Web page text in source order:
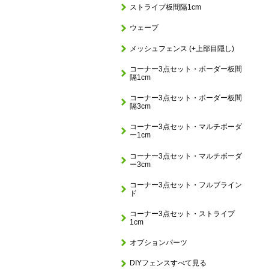
ストライプ板間隔1cm
ウェーブ
メッシュフェンス (+上部目隠し)
コーナー3点セット・ボーダー板間
隔1cm
コーナー3点セット・ボーダー板間
隔3cm
コーナー3点セット・マルチボーダ
ー1cm
コーナー3点セット・マルチボーダ
ー3cm
コーナー3点セット・フルブライン
ド
コーナー3点セット・ストライプ
1cm
オプションパーツ
DIYフェンスすべて見る